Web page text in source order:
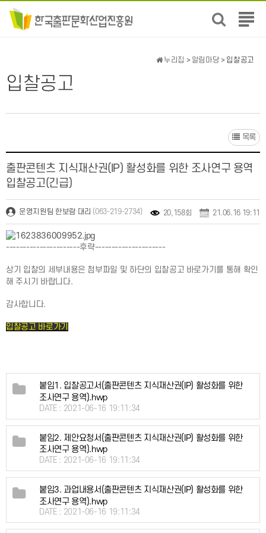
전
뉴
입찰공고
누리집 > 알림마당 > 입찰공고
목록
출판콘텐츠 지식재산권(IP) 활성화를 위한 조사연구 용역
입찰공고(긴급)
운영지원팀 한보람 대리 (063-219-2734) 20,158회 21.06.16 19:11
----------------------후략---------------------
상기 입찰의 세부내용은 첨부파일 및 하단의 입찰공고 바로가기를 통해 확인
해 주시기 바랍니다.
감사합니다.
입찰공고 바로가기
붙임1. 입찰공고서(출판콘텐츠 지식재산권(IP) 활성화를 위한
조사연구 용역).hwp
DATE : 2021-06-16 19:11:34
붙임2. 제안요청서(출판콘텐츠 지식재산권(IP) 활성화를 위한
조사연구 용역).hwp
DATE : 2021-06-16 19:11:34
붙임3. 과업내용서(출판콘텐츠 지식재산권(IP) 활성화를 위한
조사연구 용역).hwp
DATE : 2021-06-16 19:11:34